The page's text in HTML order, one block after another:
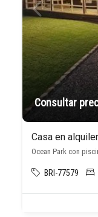
Consultar
Ocean Park con
BRI-77579